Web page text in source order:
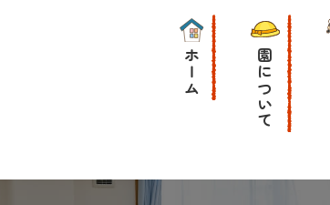
ホーム 園について